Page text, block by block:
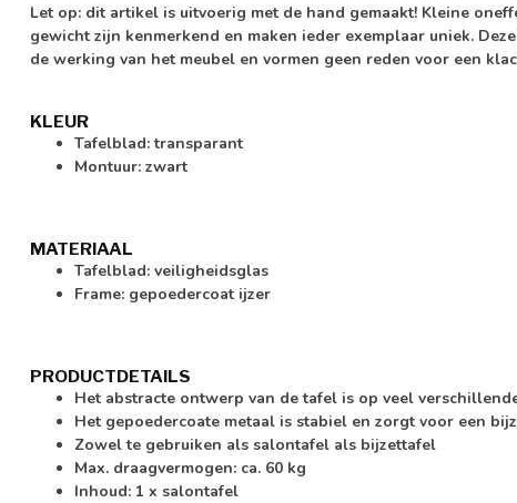
Let op: dit artikel is uitvoerig met de hand gemaakt! Kleine
gewicht zijn kenmerkend en maken ieder exemplaar uniek.
de werking van het meubel en vormen geen reden voor een
KLEUR
Tafelblad: transparant
Montuur: zwart
MATERIAAL
Tafelblad: veiligheidsglas
Frame: gepoedercoat ijzer
PRODUCTDETAILS
Het abstracte ontwerp van de tafel is op veel
Het gepoedercoate metaal is stabiel en zorgt voor een
Zowel te gebruiken als salontafel als bijzettafel
Max. draagvermogen: ca. 60 kg
Inhoud: 1 x salontafel